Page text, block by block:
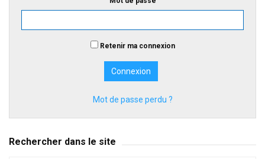
Retenir ma connexion
Mot de passe perdu ?
Rechercher dans le site